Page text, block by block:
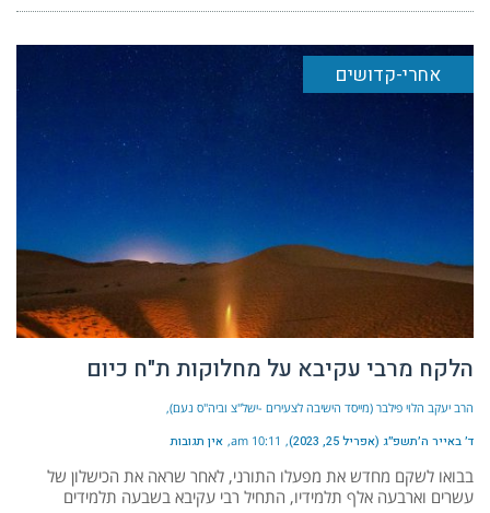
אחרי-קדושים
הלקח מרבי עקיבא על מחלוקות ת"ח כיום
הרב יעקב הלוי פילבר (מייסד הישיבה לצעירים -ישל"צ וביה"ס נעם)
ד׳ באייר ה׳תשפ״ג (אפריל 25, 2023) 10:11 am אין תגובות
בבואו לשקם מחדש את מפעלו התורני, לאחר שראה את הכישלון של
עשרים וארבעה אלף תלמידיו, התחיל רבי עקיבא בשבעה תלמידים